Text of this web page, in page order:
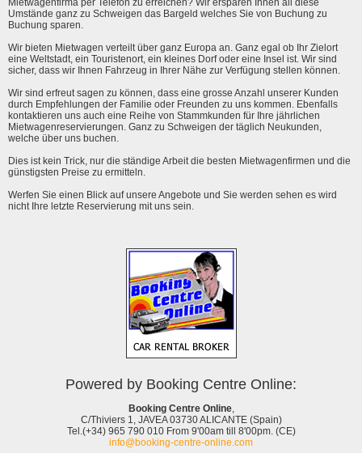
Mietwagenfirma per Telefon zu erreichen? Wir ersparen Ihnen all diese
Umstände ganz zu Schweigen das Bargeld welches Sie von Buchung zu
Buchung sparen.
Wir bieten Mietwagen verteilt über ganz Europa an. Ganz egal ob Ihr Zielort
eine Weltstadt, ein Touristenort, ein kleines Dorf oder eine Insel ist. Wir sind
sicher, dass wir Ihnen Fahrzeug in Ihrer Nähe zur Verfügung stellen können.
Wir sind erfreut sagen zu können, dass eine grosse Anzahl unserer Kunden
durch Empfehlungen der Familie oder Freunden zu uns kommen. Ebenfalls
kontaktieren uns auch eine Reihe von Stammkunden für Ihre jährlichen
Mietwagenreservierungen. Ganz zu Schweigen der täglich Neukunden,
welche über uns buchen.
Dies ist kein Trick, nur die ständige Arbeit die besten Mietwagenfirmen und die
günstigsten Preise zu ermitteln.
Werfen Sie einen Blick auf unsere Angebote und Sie werden sehen es wird
nicht Ihre letzte Reservierung mit uns sein.
Powered by Booking Centre Online:
Booking Centre Online,
C/Thiviers 1, JAVEA 03730 ALICANTE (Spain)
Tel.(+34) 965 790 010 From 9'00am till 8'00pm. (CE)
info@booking-centre-online.com